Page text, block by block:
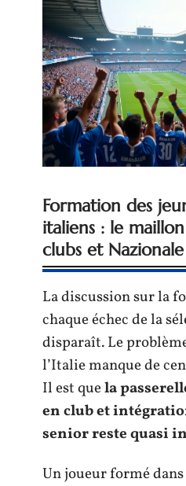
Formation des
italiens : le
clubs et Nazionale
La discussion sur la
chaque échec de la
disparaît. Le
l’Italie manque de
Il est quela
en club et
senior reste quasi
Un joueur formé